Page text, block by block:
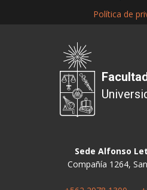
Política de
Sede Alfonso
Compañía 1264,